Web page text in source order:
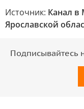
Источник: Канал
Ярославской
Подписывайтесь